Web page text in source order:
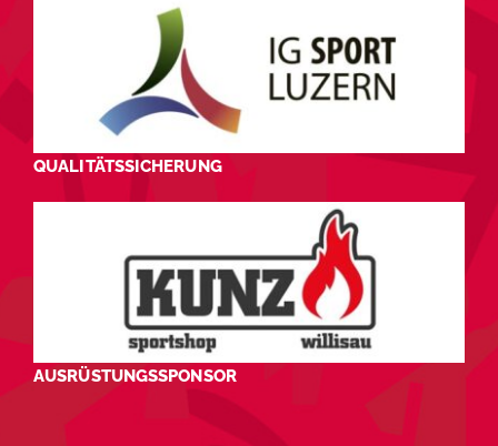
QUALITÄTSSICHERUNG
AUSRÜSTUNGSSPONSOR